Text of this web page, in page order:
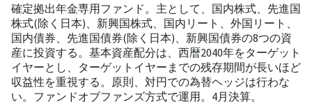
確定拠出年金専用ファンド。主として、国内株式、先進国
株式(除く日本)、新興国株式、国内リート、外国リート、
国内債券、先進国債券(除く日本)、新興国債券の8つの資
産に投資する。基本資産配分は、西暦2040年をターゲット
イヤーとし、ターゲットイヤーまでの残存期間が長いほど
収益性を重視する。原則、対円での為替ヘッジは行わな
い。ファンドオブファンズ方式で運用。4月決算。